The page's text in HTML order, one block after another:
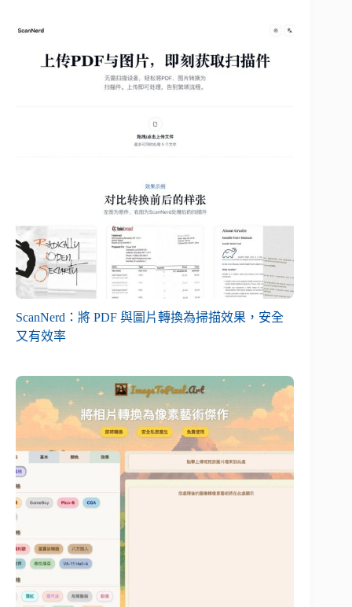
ScanNerd：將 PDF 與圖片轉換為掃描效果，安全
又有效率